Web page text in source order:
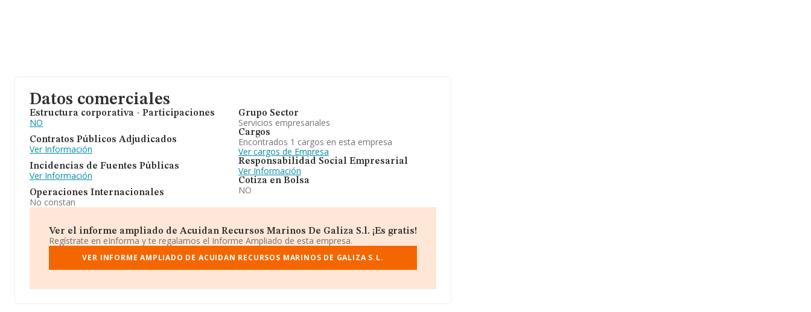
Datos comerciales
Estructura corporativa - Participaciones
NO
Contratos Públicos Adjudicados
Ver Información
Incidencias de Fuentes Públicas
Ver Información
Operaciones Internacionales
No constan
Grupo Sector
Servicios empresariales
Cargos
Encontrados 1 cargos en esta empresa
Ver cargos de Empresa
Responsabilidad Social Empresarial
Ver Información
Cotiza en Bolsa
NO
Ver el informe ampliado de Acuidan Recursos Marinos De Galiza S.l. ¡Es gratis!
Regístrate en eInforma y te regalamos el Informe Ampliado de esta empresa.
VER INFORME AMPLIADO DE ACUIDAN RECURSOS MARINOS DE GALIZA S.L.